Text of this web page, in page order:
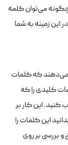
چگونه می‌توان کلمه
زمینه به شما
می‌دهند که کلمات
کلیدی را که
کنید. این کار بر
این کلمات را
و بررسی بر روی